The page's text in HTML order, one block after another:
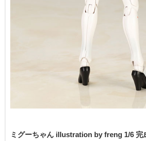
ミグーちゃん illustration by freng 1/6 完